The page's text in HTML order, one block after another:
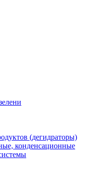
(дегидраторы)
конденсационные